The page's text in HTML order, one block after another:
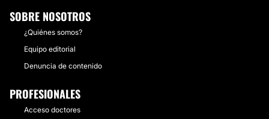
SOBRE NOSOTROS
¿Quiénes somos?
Equipo editorial
Denuncia de contenido
PROFESIONALES
Acceso doctores